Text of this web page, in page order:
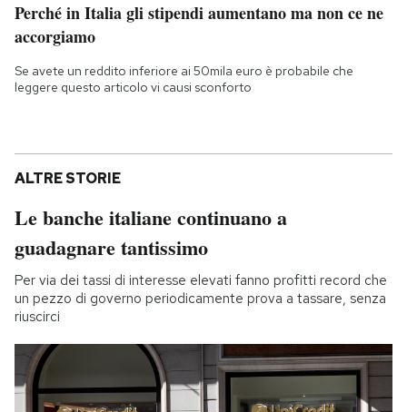
Perché in Italia gli stipendi aumentano ma non ce ne
accorgiamo
Se avete un reddito inferiore ai 50mila euro è probabile che
leggere questo articolo vi causi sconforto
ALTRE STORIE
Le banche italiane continuano a
guadagnare tantissimo
Per via dei tassi di interesse elevati fanno profitti record che
un pezzo di governo periodicamente prova a tassare, senza
riuscirci